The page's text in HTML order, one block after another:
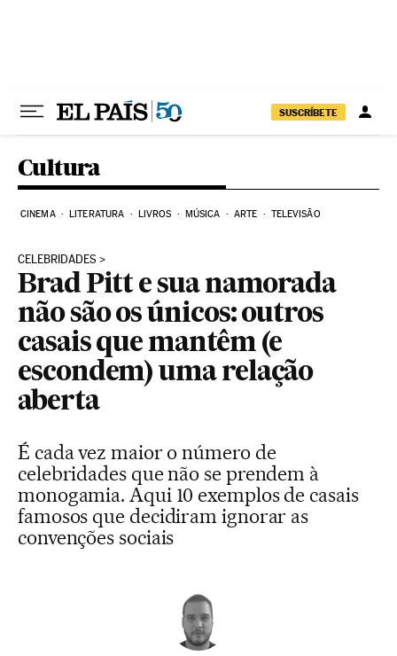
SUSCRÍBETE
Cultura
CINEMA LITERATURA LIVROS MÚSICA ARTE TELEVISÃO
CELEBRIDADES
Brad Pitt e sua namorada
não são os únicos: outros
casais que mantêm (e
escondem) uma relação
aberta
É cada vez maior o número de
celebridades que não se prendem à
monogamia. Aqui 10 exemplos de casais
famosos que decidiram ignorar as
convenções sociais